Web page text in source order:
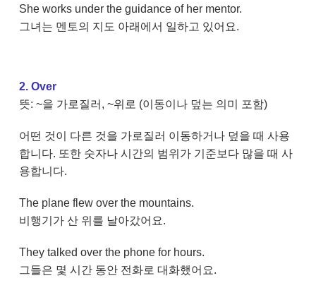
She works under the guidance of her mentor.
그녀는 멘토의 지도 아래에서 일하고 있어요.
2. Over
뜻: ~을 가로질러, ~위로 (이동이나 덮는 의미 포함)
어떤 것이 다른 것을 가로질러 이동하거나 덮을 때 사용
합니다. 또한 숫자나 시간의 범위가 기준보다 많을 때 사
용합니다.
The plane flew over the mountains.
비행기가 산 위를 날아갔어요.
They talked over the phone for hours.
그들은 몇 시간 동안 전화로 대화했어요.